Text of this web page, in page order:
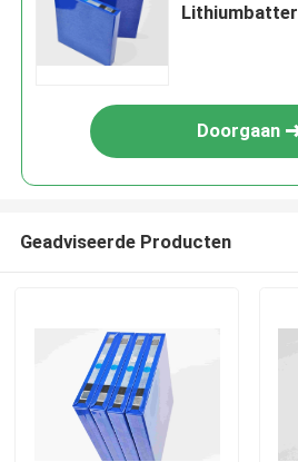
Doorgaan
Geadviseerde Producten